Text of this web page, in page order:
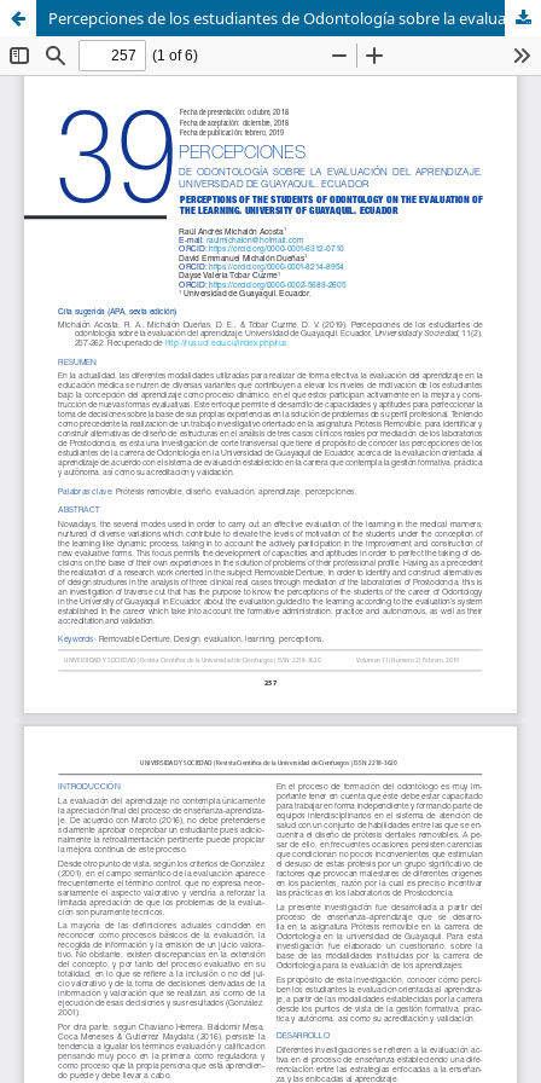
Percepciones de los estudiantes de Odontología sobre la evaluación del aprendizaje. Universidad de Guayaquil. Ecuador